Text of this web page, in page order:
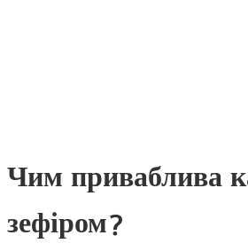
Чим приваблива
зефіром?